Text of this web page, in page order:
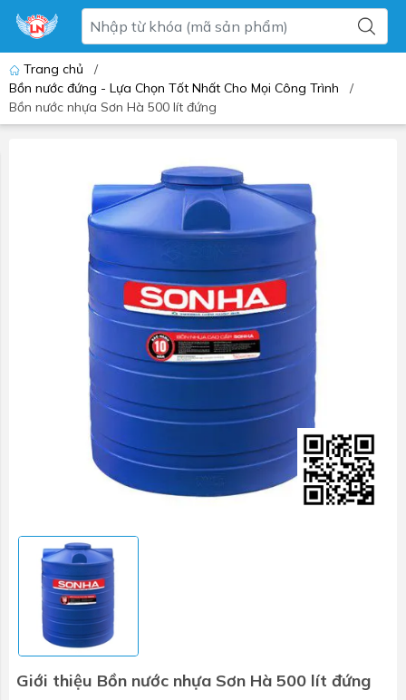
Trang chủ
/
Bồn nước đứng - Lựa Chọn Tốt Nhất Cho Mọi Công Trình
/
Bồn nước nhựa Sơn Hà 500 lít đứng
Giới thiệu Bồn nước nhựa Sơn Hà 500 lít đứng